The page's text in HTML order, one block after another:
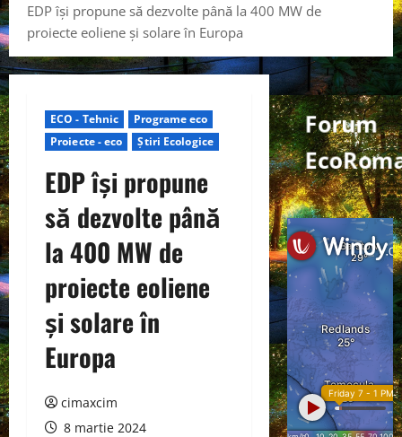
EDP ​​își propune să dezvolte până la 400 MW de
proiecte eoliene și solare în Europa
ECO - Tehnic
Programe eco
Proiecte - eco
Știri Ecologice
EDP ​​își propune
să dezvolte până
la 400 MW de
proiecte eoliene
și solare în
Europa
cimaxcim
8 martie 2024
Forum